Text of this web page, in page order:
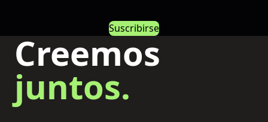
Suscribirse
Creemos
juntos.